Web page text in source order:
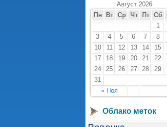
Август 2026
Пн
Вт Ср Чт Пт Сб
« Ноя
1
3
4 5 6 7 8
10
11 12 13 14 15
17
18 19 20 21 22
24
25 26 27 28 29
31
Облако меток